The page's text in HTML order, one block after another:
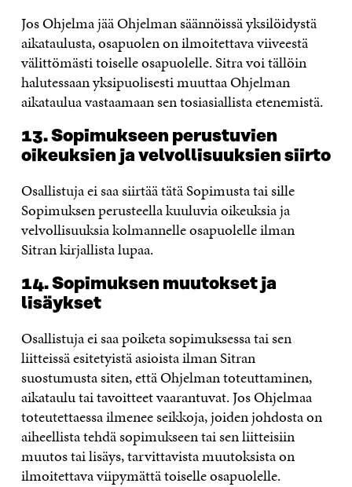
Jos Ohjelma jää Ohjelman säännöissä yksilöidystä
aikataulusta, osapuolen on ilmoitettava viiveestä
välittömästi toiselle osapuolelle. Sitra voi tällöin
halutessaan yksipuolisesti muuttaa Ohjelman
aikataulua vastaamaan sen tosiasiallista etenemistä.
13. Sopimukseen perustuvien
oikeuksien ja velvollisuuksien siirto
Osallistuja ei saa siirtää tätä Sopimusta tai sille
Sopimuksen perusteella kuuluvia oikeuksia ja
velvollisuuksia kolmannelle osapuolelle ilman
Sitran kirjallista lupaa.
14. Sopimuksen muutokset ja
lisäykset
Osallistuja ei saa poiketa sopimuksessa tai sen
liitteissä esitetyistä asioista ilman Sitran
suostumusta siten, että Ohjelman toteuttaminen,
aikataulu tai tavoitteet vaarantuvat. Jos Ohjelmaa
toteutettaessa ilmenee seikkoja, joiden johdosta on
aiheellista tehdä sopimukseen tai sen liitteisiin
muutos tai lisäys, tarvittavista muutoksista on
ilmoitettava viipymättä toiselle osapuolelle.